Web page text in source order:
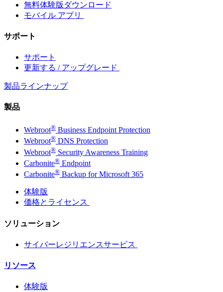
無料体験版ダウンロード
モバイル アプリ
サポート
サポート
更新する / アップグレード
製品ラインナップ
製品
Webroot® Business Endpoint Protection
Webroot® DNS Protection
Webroot® Security Awareness Training
Carbonite® Endpoint
Carbonite® Backup for Microsoft 365
体験版
価格とライセンス
ソリューション
サイバーレジリエンスサービス
リソース
体験版